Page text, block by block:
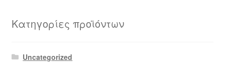
Κατηγορίες προϊόντων
Uncategorized